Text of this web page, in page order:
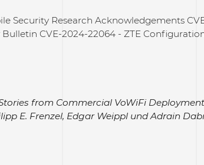
Security Research Acknowledgements
CVE-2024-22064 - ZTE
from Commercial VoWiFi
E. Frenzel, Edgar Weippl und Adrain